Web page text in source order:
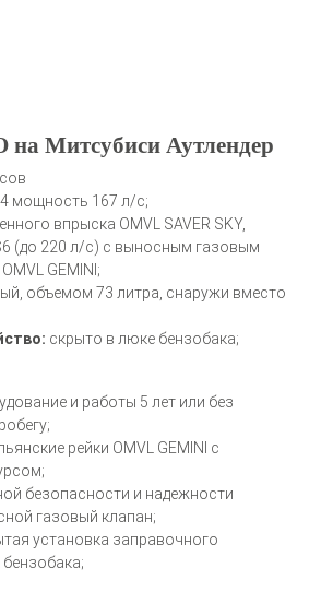
на Митсубиси Аутлендер
мощность 167 л/с;
впрыска OMVL SAVER SKY,
(до 220 л/с) с выносным газовым
GEMINI;
объемом 73 литра, снаружи вместо
скрыто в люке бензобака;
и работы 5 лет или без
рейки OMVL GEMINI с
безопасности и надежности
газовый клапан;
установка заправочного